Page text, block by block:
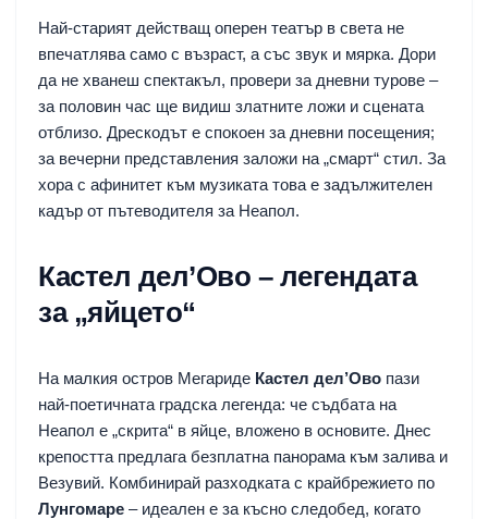
Най-старият действащ оперен театър в света не
впечатлява само с възраст, а със звук и мярка. Дори
да не хванеш спектакъл, провери за дневни турове –
за половин час ще видиш златните ложи и сцената
отблизо. Дрескодът е спокоен за дневни посещения;
за вечерни представления заложи на „смарт“ стил. За
хора с афинитет към музиката това е задължителен
кадър от пътеводителя за Неапол.
Кастел дел’Ово – легендата
за „яйцето“
На малкия остров Мегариде Кастел дел’Ово пази
най-поетичната градска легенда: че съдбата на
Неапол е „скрита“ в яйце, вложено в основите. Днес
крепостта предлага безплатна панорама към залива и
Везувий. Комбинирай разходката с крайбрежието по
Лунгомаре – идеален е за късно следобед, когато